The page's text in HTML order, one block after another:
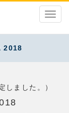
2018
しました。）